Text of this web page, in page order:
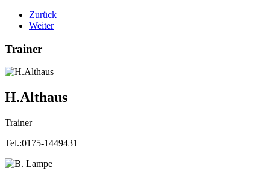
Zurück
Weiter
Trainer
H.Althaus
Trainer
Tel.:0175-1449431